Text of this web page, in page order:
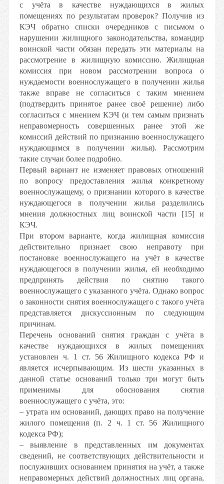
с учёта в качестве нуждающихся в жилых
помещениях по результатам проверок? Получив из
КЭЧ обратно списки очередников с письмом о
нарушении жилищного законодательства, командир
воинской части обязан передать эти материалы на
рассмотрение в жилищную комиссию. Жилищная
комиссия при новом рассмотрении вопроса о
нуждаемости военнослужащего в получении жилья
также вправе не согласиться с таким мнением
(подтвердить принятое ранее своё решение) либо
согласиться с мнением КЭЧ (и тем самым признать
неправомерность совершенных ранее этой же
комиссий действий по признанию военнослужащего
нуждающимся в получении жилья). Рассмотрим
такие случаи более подробно.
Первый вариант не изменяет правовых отношений
по вопросу предоставления жилья конкретному
военнослужащему, о признании которого в качестве
нуждающегося в получении жилья разделились
мнения должностных лиц воинской части [15] и
КЭЧ.
При втором варианте, когда жилищная комиссия
действительно признает свою неправоту при
постановке военнослужащего на учёт в качестве
нуждающегося в получении жилья, ей необходимо
предпринять действия по снятию такого
военнослужащего с указанного учёта. Однако вопрос
о законности снятия военнослужащего с такого учёта
представляется дискуссионным по следующим
причинам.
Перечень оснований снятия граждан с учёта в
качестве нуждающихся в жилых помещениях
установлен ч. 1 ст. 56 Жилищного кодекса РФ и
является исчерпывающим. Из шести указанных в
данной статье оснований только три могут быть
применимы для обоснования снятия
военнослужащего с учёта, это:
– утрата им оснований, дающих право на получение
жилого помещения (п. 2 ч. 1 ст. 56 Жилищного
кодекса РФ);
– выявление в представленных им документах
сведений, не соответствующих действительности и
послуживших основанием принятия на учёт, а также
неправомерных действий должностных лиц органа,